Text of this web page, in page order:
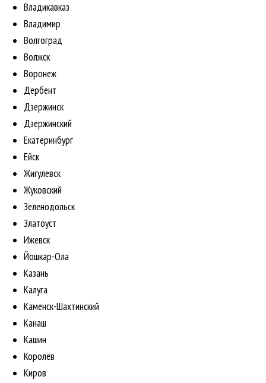
Владикавказ
Владимир
Волгоград
Волжск
Воронеж
Дербент
Дзержинск
Дзержинский
Екатеринбург
Ейск
Жигулевск
Жуковский
Зеленодольск
Златоуст
Ижевск
Йошкар-Ола
Казань
Калуга
Каменск-Шахтинский
Канаш
Кашин
Королёв
Киров